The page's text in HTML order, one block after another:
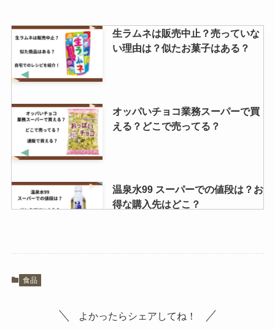
類は何がある？
当？取扱い店舗は？
生ラムネは販売中止？売っていな
い理由は？似たお菓子はある？
オッパいチョコ業務スーパーで買
える？どこで売ってる？
温泉水99 スーパーでの値段は？お
得な購入先はどこ？
食品
よかったらシェアしてね！